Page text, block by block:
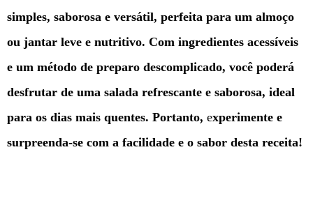
simples, saborosa e versátil, perfeita para um almoço
ou jantar leve e nutritivo. Com ingredientes acessíveis
e um método de preparo descomplicado, você poderá
desfrutar de uma salada refrescante e saborosa, ideal
para os dias mais quentes. Portanto, experimente e
surpreenda-se com a facilidade e o sabor desta receita!